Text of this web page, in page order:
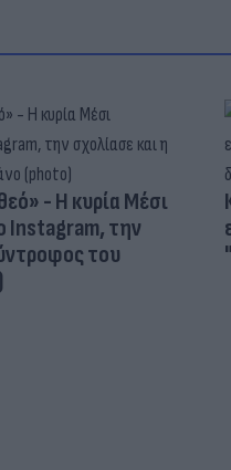
- Η κυρία Μέσι
Instagram, την
του